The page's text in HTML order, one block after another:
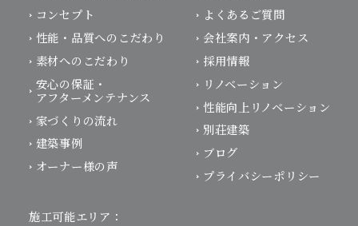
コンセプト
性能・品質へのこだわり
素材へのこだわり
安心の保証・
アフターメンテナンス
家づくりの流れ
建築事例
オーナー様の声
よくあるご質問
会社案内・アクセス
採用情報
リノベーション
性能向上リノベーション
別荘建築
ブログ
プライバシーポリシー
施工可能エリア：